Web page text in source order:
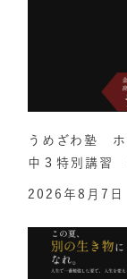
うめざわ塾
中３特別講
2026年8月7日